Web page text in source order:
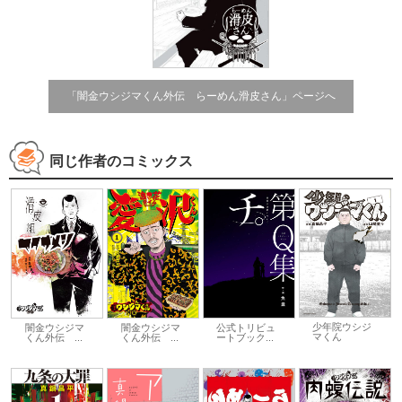
「闇金ウシジマくん外伝 らーめん滑皮さん」ページへ
同じ作者のコミックス
闇金ウシジマ
くん外伝 ...
闇金ウシジマ
くん外伝 ...
公式トリビュ
ートブック...
少年院ウシジ
マくん